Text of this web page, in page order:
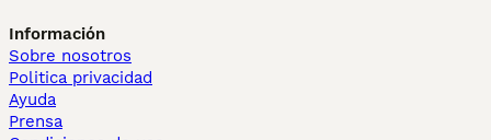
Información
Sobre nosotros
Politica privacidad
Ayuda
Prensa